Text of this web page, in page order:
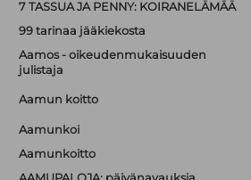
7 TASSUA JA PENNY: KOIRANELÄMÄÄ
99 tarinaa jääkiekosta
Aamos - oikeudenmukaisuuden
julistaja
Aamun koitto
Aamunkoi
Aamunkoitto